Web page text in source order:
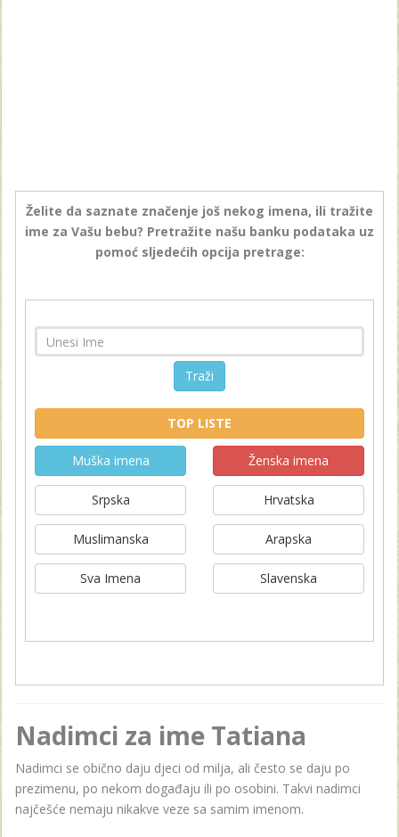
Želite da saznate značenje još nekog imena, ili tražite
ime za Vašu bebu? Pretražite našu banku podataka uz
pomoć sljedećih opcija pretrage:
Traži
TOP LISTE
Muška imena Ženska imena
Srpska Hrvatska
Muslimanska Arapska
Sva Imena Slavenska
Nadimci za ime Tatiana
Nadimci se obično daju djeci od milja, ali često se daju po
prezimenu, po nekom događaju ili po osobini. Takvi nadimci
najčešće nemaju nikakve veze sa samim imenom.